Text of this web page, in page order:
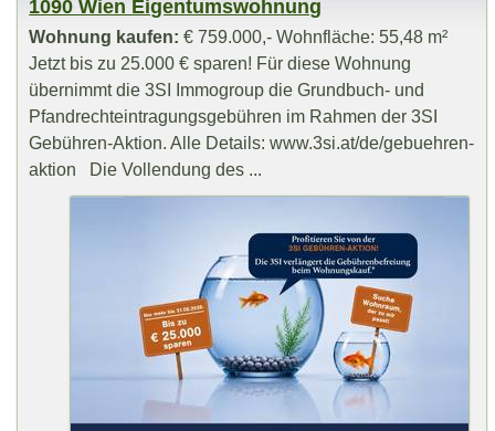
1090 Wien Eigentumswohnung
Wohnung kaufen: € 759.000,- Wohnfläche: 55,48 m²
Jetzt bis zu 25.000 € sparen! Für diese Wohnung
übernimmt die 3SI Immogroup die Grundbuch- und
Pfandrechteintragungsgebühren im Rahmen der 3SI
Gebühren-Aktion. Alle Details: www.3si.at/de/gebuehren-
aktion Die Vollendung des ...